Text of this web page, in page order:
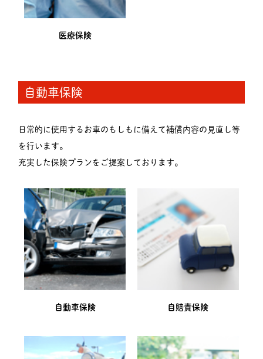
医療保険
自動車保険
日常的に使用するお車のもしもに備えて補償内容の見直し等
を行います。
充実した保険プランをご提案しております。
自動車保険 自賠責保険